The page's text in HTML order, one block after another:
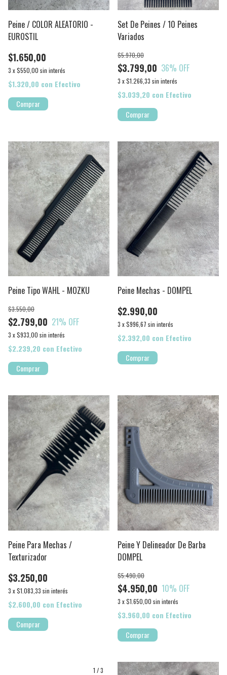
Peine / COLOR ALEATORIO -
EUROSTIL
$1.650,00
3 x$550,00 sin interés
$1.320,00 con Efectivo
Comprar
Set De Peines / 10 Peines
Variados
$3.799,00
$5.970,00
36% OFF
3 x$1.266,33 sin interés
$3.039,20 con Efectivo
Peine Tipo WAHL - MOZKU
$2.799,00
$3.550,00
21% OFF
3 x$933,00 sin interés
$2.239,20 con Efectivo
Peine Mechas - DOMPEL
$2.990,00
3 x$996,67 sin interés
$2.392,00 con Efectivo
Peine Para Mechas /
Texturizador
$3.250,00
3 x$1.083,33 sin interés
$2.600,00 con Efectivo
Peine Y Delineador De Barba
DOMPEL
$4.950,00
$5.490,00
10% OFF
3 x$1.650,00 sin interés
$3.960,00 con Efectivo
1 /3